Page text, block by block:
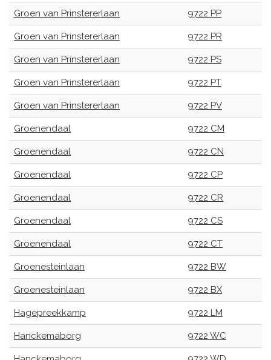
Groen van Prinstererlaan 9722 PP
Groen van Prinstererlaan 9722 PR
Groen van Prinstererlaan 9722 PS
Groen van Prinstererlaan 9722 PT
Groen van Prinstererlaan 9722 PV
Groenendaal 9722 CM
Groenendaal 9722 CN
Groenendaal 9722 CP
Groenendaal 9722 CR
Groenendaal 9722 CS
Groenendaal 9722 CT
Groenesteinlaan 9722 BW
Groenesteinlaan 9722 BX
Hagepreekkamp 9722 LM
Hanckemaborg 9722 WC